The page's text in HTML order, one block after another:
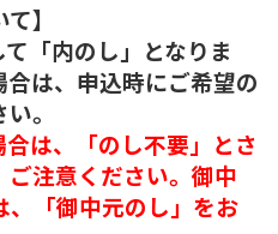
】
「内のし」となりま
は、申込時にご希望の
。
は、「のし不要」とさ
注意ください。御中
、「御中元のし」をお